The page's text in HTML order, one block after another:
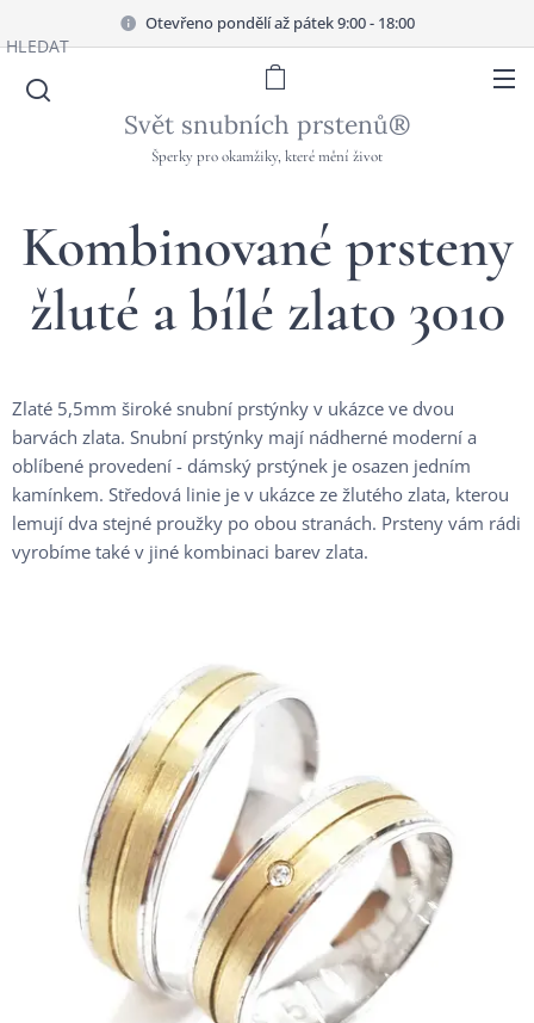
Otevřeno pondělí až pátek 9:00 - 18:00
Svět snubních prstenů®
Šperky pro okamžiky, které mění život
HLEDAT
Kombinované prsteny
žluté a bílé zlato 3010
Zlaté 5,5mm široké snubní prstýnky v ukázce ve dvou
barvách zlata. Snubní prstýnky mají nádherné moderní a
oblíbené provedení - dámský prstýnek je osazen jedním
kamínkem. Středová linie je v ukázce ze žlutého zlata, kterou
lemují dva stejné proužky po obou stranách. Prsteny vám rádi
vyrobíme také v jiné kombinaci barev zlata.